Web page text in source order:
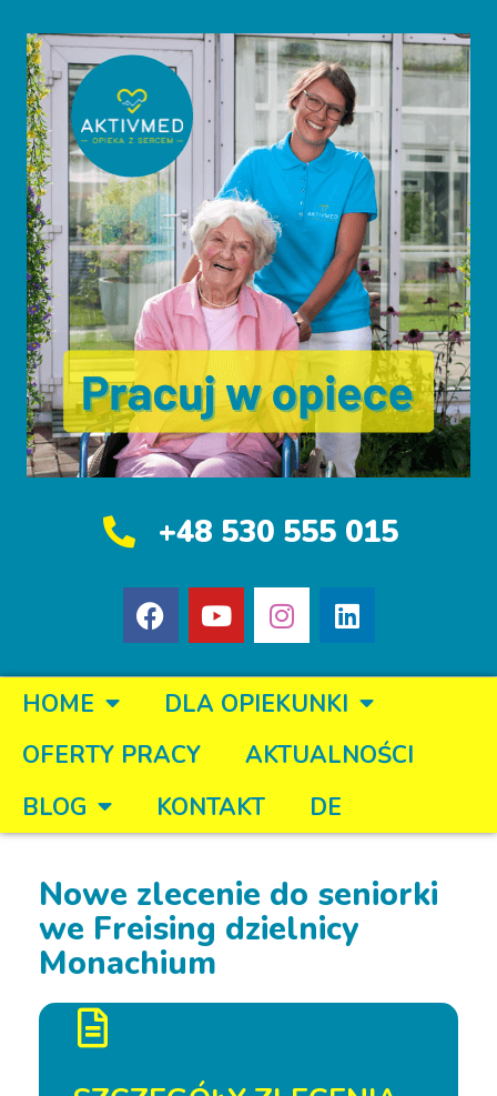
+48 530 555 015
HOME
DLA OPIEKUNKI
OFERTY PRACY
AKTUALNOŚCI
BLOG
KONTAKT DE
Nowe zlecenie do seniorki
we Freising dzielnicy
Monachium